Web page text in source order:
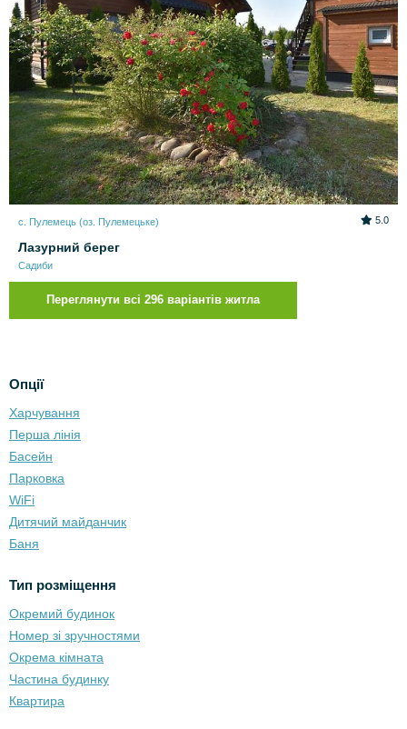
с. Пулемець (оз. Пулемецьке) 5.0
Лазурний берег
Садиби
Переглянути всі 296 варіантів житла
Опції
Харчування
Перша лінія
Басейн
Парковка
WiFi
Дитячий майданчик
Баня
Тип розміщення
Окремий будинок
Номер зі зручностями
Окрема кімната
Частина будинку
Квартира